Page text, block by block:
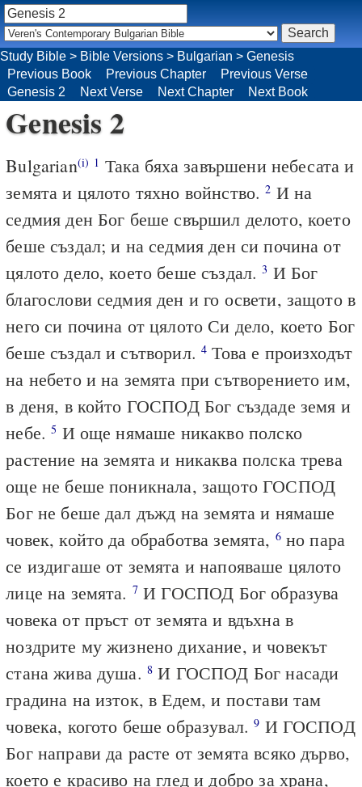
Study Bible > Bible Versions > Bulgarian > Genesis
Previous Book
Previous Chapter
Previous Verse
Genesis 2
Next Verse Next Chapter Next Book
Genesis 2
Bulgarian(i) 1 Така бяха завършени небесата и
земята и цялото тяхно войнство.2 И на
седмия ден Бог беше свършил делото, което
беше създал; и на седмия ден си почина от
цялото дело, което беше създал.3 И Бог
благослови седмия ден и го освети, защото в
него си почина от цялото Си дело, което Бог
беше създал и сътворил.4 Това е произходът
на небето и на земята при сътворението им,
в деня, в който ГОСПОД Бог създаде земя и
небе.5 И още нямаше никакво полско
растение на земята и никаква полска трева
още не беше поникнала, защото ГОСПОД
Бог не беше дал дъжд на земята и нямаше
човек, който да обработва земята, 6но пара
се издигаше от земята и напояваше цялото
лице на земята. 7И ГОСПОД Бог образува
човека от пръст от земята и вдъхна в
ноздрите му жизнено дихание, и човекът
стана жива душа. 8 И ГОСПОД Бог насади
градина на изток, в Едем, и постави там
човека, когото беше образувал.9 И ГОСПОД
Бог направи да расте от земята всяко дърво,
което е красиво на глед и добро за храна,